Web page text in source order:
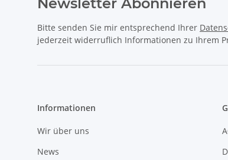
Newsletter Abonnieren
Bitte senden Sie mir entsprechend Ihrer
jederzeit widerruflich Informationen zu Ihrem
Informationen
Wir über uns
News